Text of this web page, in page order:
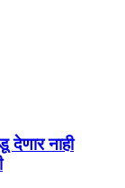
देणार नाही